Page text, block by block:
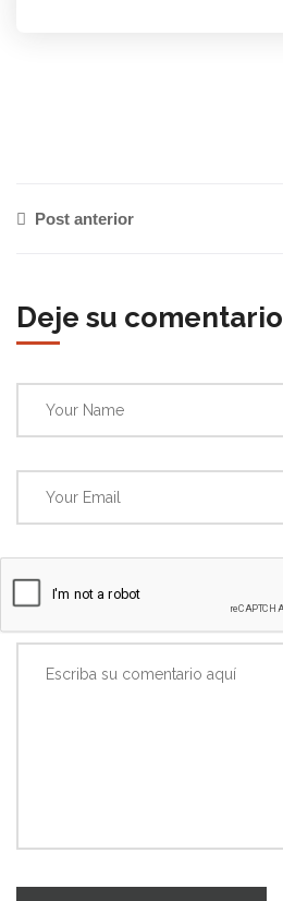
Post anterior
Deje su comentario